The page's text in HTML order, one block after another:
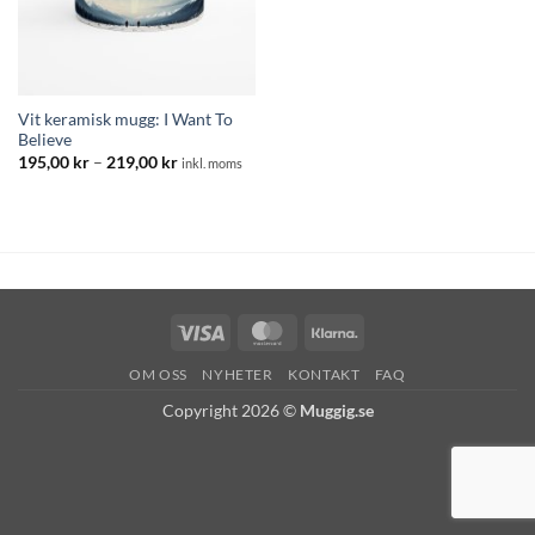
Vit keramisk mugg: I Want To
Believe
195,00 kr – 219,00 krPrisintervall:
inkl. moms
Visa MasterCard
OM OSS NYHETER KONTAKT FAQ
Copyright 2026 © Muggig.se